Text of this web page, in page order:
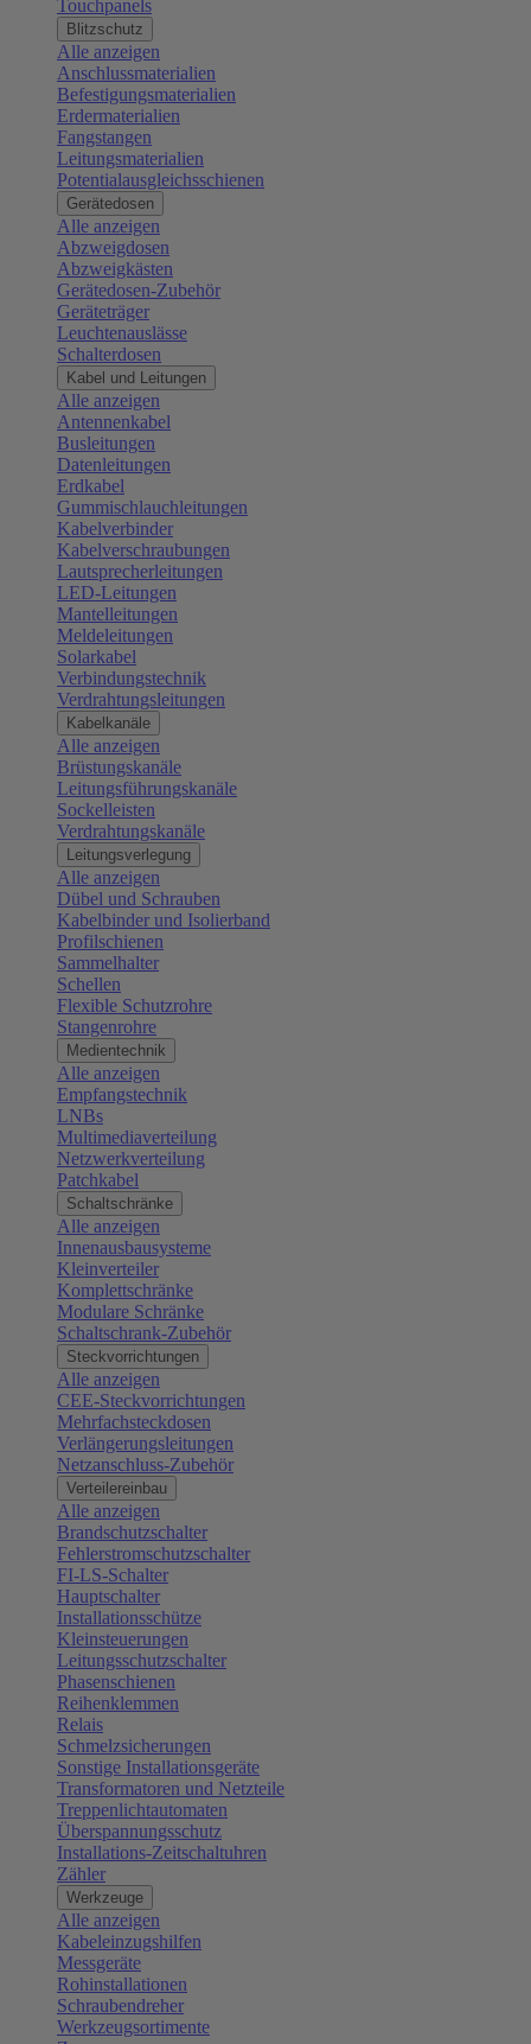
Touchpanels
Blitzschutz
Alle anzeigen
Anschlussmaterialien
Befestigungsmaterialien
Erdermaterialien
Fangstangen
Leitungsmaterialien
Potentialausgleichsschienen
Gerätedosen
Alle anzeigen
Abzweigdosen
Abzweigkästen
Gerätedosen-Zubehör
Geräteträger
Leuchtenauslässe
Schalterdosen
Kabel und Leitungen
Alle anzeigen
Antennenkabel
Busleitungen
Datenleitungen
Erdkabel
Gummischlauchleitungen
Kabelverbinder
Kabelverschraubungen
Lautsprecherleitungen
LED-Leitungen
Mantelleitungen
Meldeleitungen
Solarkabel
Verbindungstechnik
Verdrahtungsleitungen
Kabelkanäle
Alle anzeigen
Brüstungskanäle
Leitungsführungskanäle
Sockelleisten
Verdrahtungskanäle
Leitungsverlegung
Alle anzeigen
Dübel und Schrauben
Kabelbinder und Isolierband
Profilschienen
Sammelhalter
Schellen
Flexible Schutzrohre
Stangenrohre
Medientechnik
Alle anzeigen
Empfangstechnik
LNBs
Multimediaverteilung
Netzwerkverteilung
Patchkabel
Schaltschränke
Alle anzeigen
Innenausbausysteme
Kleinverteiler
Komplettschränke
Modulare Schränke
Schaltschrank-Zubehör
Steckvorrichtungen
Alle anzeigen
CEE-Steckvorrichtungen
Mehrfachsteckdosen
Verlängerungsleitungen
Netzanschluss-Zubehör
Verteilereinbau
Alle anzeigen
Brandschutzschalter
Fehlerstromschutzschalter
FI-LS-Schalter
Hauptschalter
Installationsschütze
Kleinsteuerungen
Leitungsschutzschalter
Phasenschienen
Reihenklemmen
Relais
Schmelzsicherungen
Sonstige Installationsgeräte
Transformatoren und Netzteile
Treppenlichtautomaten
Überspannungsschutz
Installations-Zeitschaltuhren
Zähler
Werkzeuge
Alle anzeigen
Kabeleinzugshilfen
Messgeräte
Rohinstallationen
Schraubendreher
Werkzeugsortimente